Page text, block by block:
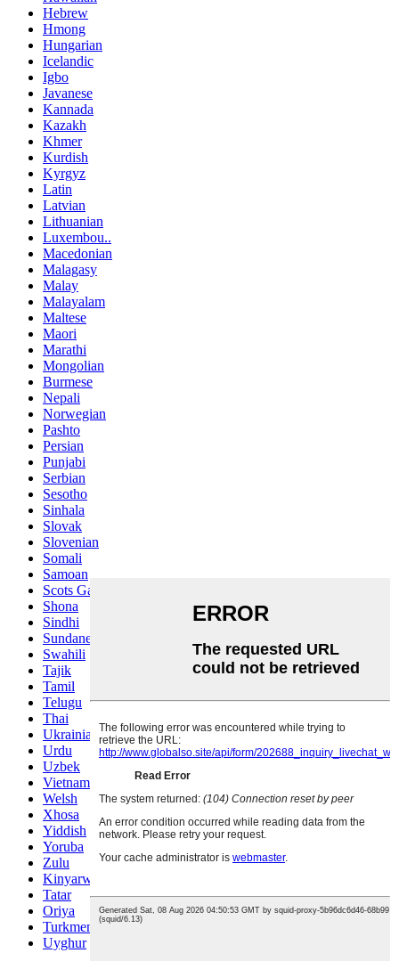
Hebrew
Hmong
Hungarian
Icelandic
Igbo
Javanese
Kannada
Kazakh
Khmer
Kurdish
Kyrgyz
Latin
Latvian
Lithuanian
Luxembou..
Macedonian
Malagasy
Malay
Malayalam
Maltese
Maori
Marathi
Mongolian
Burmese
Nepali
Norwegian
Pashto
Persian
Punjabi
Serbian
Sesotho
Sinhala
Slovak
Slovenian
Somali
Samoan
Scots Gaelic
Shona
Sindhi
Sundanese
Swahili
Tajik
Tamil
Telugu
Thai
Ukrainian
Urdu
Uzbek
Vietnamese
Welsh
Xhosa
Yiddish
Yoruba
Zulu
Kinyarwanda
Tatar
Oriya
Turkmen
Uyghur